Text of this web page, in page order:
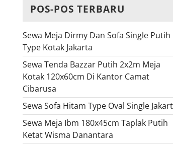
POS-POS TERBARU
Sewa Meja Dirmy Dan Sofa Single Putih
Type Kotak Jakarta
Sewa Tenda Bazzar Putih 2x2m Meja
Kotak 120x60cm Di Kantor Camat
Cibarusa
Sewa Sofa Hitam Type Oval Single
Sewa Meja Ibm 180x45cm Taplak Putih
Ketat Wisma Danantara